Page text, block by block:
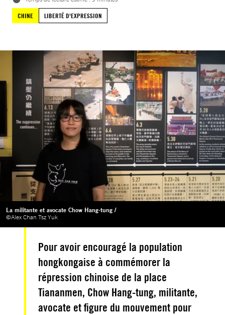
CHINE
LIBERTÉ D'EXPRESSION
La militante et avocate Chow Hang-tung /
©Alex Chan Tsz Yuk
Pour avoir encouragé la population
hongkongaise à commémorer la
répression chinoise de la place
Tiananmen, Chow Hang-tung, militante,
avocate et figure du mouvement pour